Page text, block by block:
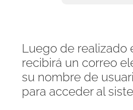
Luego de realizado
recibirá un correo
su nombre de
para acceder al